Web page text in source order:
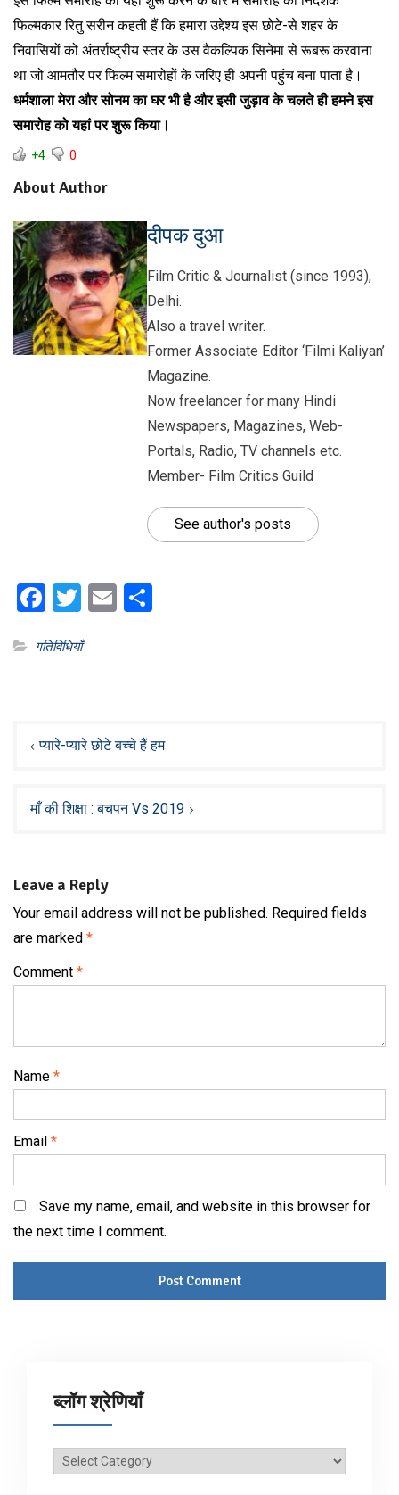
फिल्मकार रितु सरीन कहती हैं कि हमारा उद्देश्य इस छोटे-से शहर के
निवासियों को अंतर्राष्ट्रीय स्तर के उस वैकल्पिक सिनेमा से रूबरू करवाना
था जो आमतौर पर फिल्म समारोहों के जरिए ही अपनी पहुंच बना पाता है।
धर्मशाला मेरा और सोनम का घर भी है और इसी जुड़ाव के चलते ही हमने इस
समारोह को यहां पर शुरू किया।
+4 0
About Author
दीपक दुआ
Film Critic & Journalist (since 1993),
Delhi.
Also a travel writer.
Former Associate Editor ‘Filmi Kaliyan’
Magazine.
Now freelancer for many Hindi
Newspapers, Magazines, Web-
Portals, Radio, TV channels etc.
Member- Film Critics Guild
See author's posts
Facebook
Twitter
Email
गतिविधियाँ
navigation
प्यारे-प्यारे छोटे बच्चे हैं हम
माँ की शिक्षा : बचपन Vs 2019
Leave a Reply
Your email address will not be published. Required fields
are marked *
Comment *
Name *
Email *
Save my name, email, and website in this browser for
the next time I comment.
ब्लॉग श्रेणियाँ
ब्लॉग